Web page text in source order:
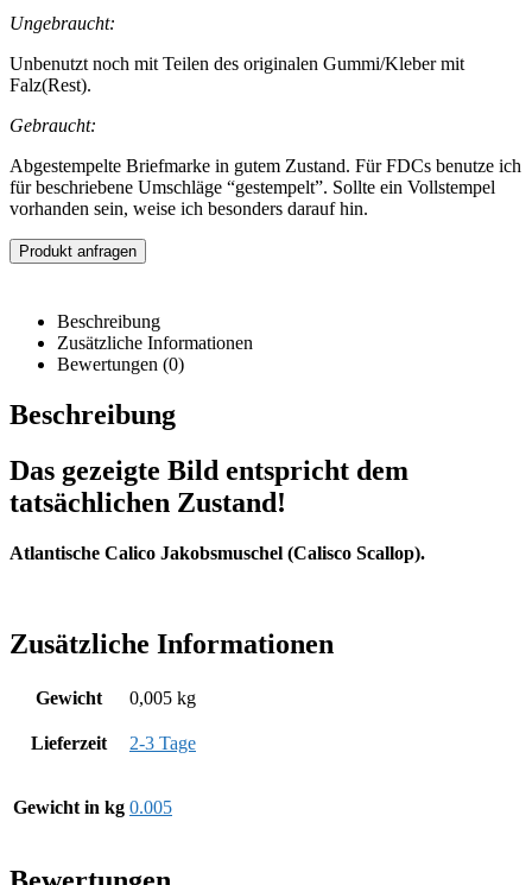
Ungebraucht:
Unbenutzt noch mit Teilen des originalen Gummi/Kleber mit
Falz(Rest).
Gebraucht:
Abgestempelte Briefmarke in gutem Zustand. Für FDCs benutze ich
für beschriebene Umschläge “gestempelt”. Sollte ein Vollstempel
vorhanden sein, weise ich besonders darauf hin.
Produkt anfragen
Beschreibung
Zusätzliche Informationen
Bewertungen (0)
Beschreibung
Das gezeigte Bild entspricht dem
tatsächlichen Zustand!
Atlantische Calico Jakobsmuschel (Calisco Scallop).
Zusätzliche Informationen
Gewicht 0,005 kg
Lieferzeit 2-3 Tage
Gewicht in kg 0.005